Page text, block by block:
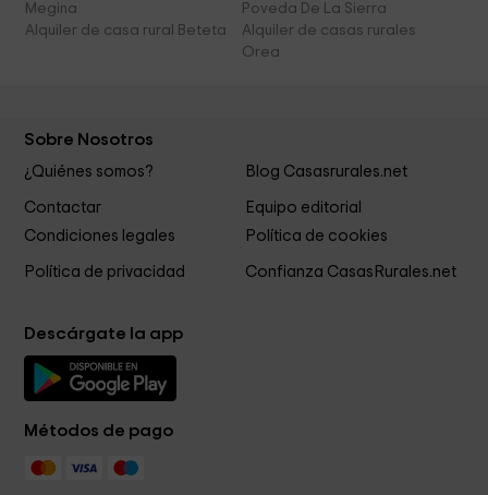
Megina
Poveda De La Sierra
Alquiler de casa rural Beteta
Alquiler de casas rurales
Orea
Sobre Nosotros
¿Quiénes somos? Blog Casasrurales.net
Contactar
Equipo editorial
Condiciones legales
Política de cookies
Política de privacidad Confianza CasasRurales.net
Descárgate la app
Métodos de pago